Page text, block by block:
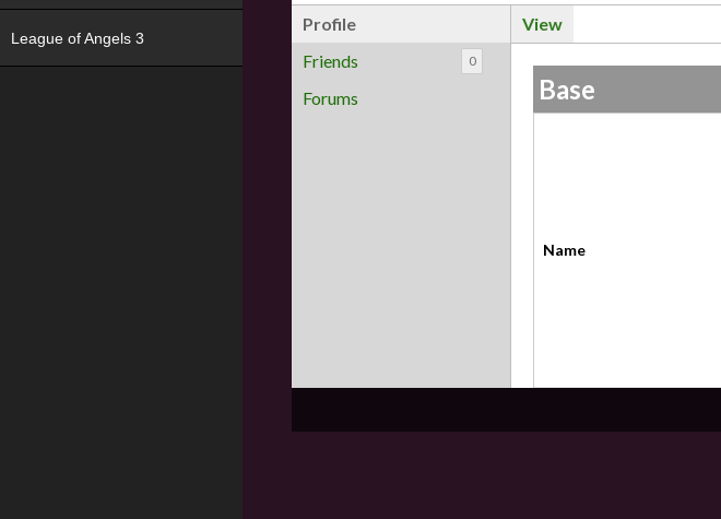
Profile
Friends
0
Forums
View
Base
Name
League of Angels 3